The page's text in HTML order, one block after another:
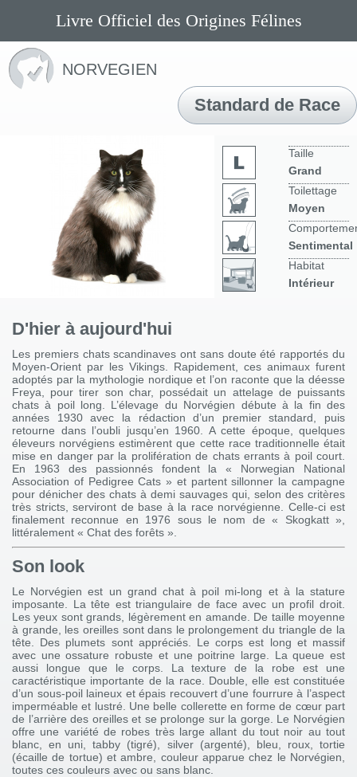
Livre Officiel des Origines Félines
NORVEGIEN
Standard de Race
Taille
Grand
Toilettage
Moyen
Sentimental
Habitat
Intérieur
D'hier à aujourd'hui
Les premiers chats scandinaves ont sans doute été rapportés du
Moyen-Orient par les Vikings. Rapidement, ces animaux furent
adoptés par la mythologie nordique et l’on raconte que la déesse
Freya, pour tirer son char, possédait un attelage de puissants
chats à poil long. L’élevage du Norvégien débute à la fin des
années 1930 avec la rédaction d’un premier standard, puis
retourne dans l’oubli jusqu’en 1960. A cette époque, quelques
éleveurs norvégiens estimèrent que cette race traditionnelle était
mise en danger par la prolifération de chats errants à poil court.
En 1963 des passionnés fondent la « Norwegian National
Association of Pedigree Cats » et partent sillonner la campagne
pour dénicher des chats à demi sauvages qui, selon des critères
très stricts, serviront de base à la race norvégienne. Celle-ci est
finalement reconnue en 1976 sous le nom de « Skogkatt »,
littéralement « Chat des forêts ».
Son look
Le Norvégien est un grand chat à poil mi-long et à la stature
imposante. La tête est triangulaire de face avec un profil droit.
Les yeux sont grands, légèrement en amande. De taille moyenne
à grande, les oreilles sont dans le prolongement du triangle de la
tête. Des plumets sont appréciés. Le corps est long et massif
avec une ossature robuste et une poitrine large. La queue est
aussi longue que le corps. La texture de la robe est une
caractéristique importante de la race. Double, elle est constituée
d’un sous-poil laineux et épais recouvert d’une fourrure à l’aspect
imperméable et lustré. Une belle collerette en forme de cœur part
de l’arrière des oreilles et se prolonge sur la gorge. Le Norvégien
offre une variété de robes très large allant du tout noir au tout
blanc, en uni, tabby (tigré), silver (argenté), bleu, roux, tortie
(écaille de tortue) et ambre, couleur apparue chez le Norvégien,
toutes ces couleurs avec ou sans blanc.